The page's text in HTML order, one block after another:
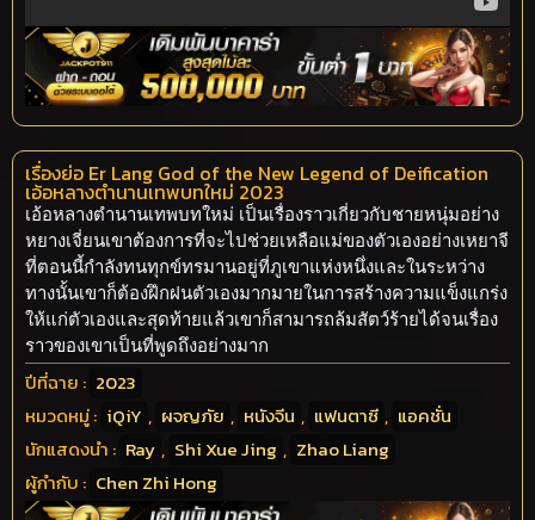
เรื่องย่อ Er Lang God of the New Legend of Deification
เอ้อหลางตำนานเทพบทใหม่ 2023
เอ้อหลางตำนานเทพบทใหม่ เป็นเรื่องราวเกี่ยวกับชายหนุ่มอย่าง
หยางเจี่ยนเขาต้องการที่จะไปช่วยเหลือแม่ของตัวเองอย่างเหยาจี
ที่ตอนนี้กำลังทนทุกข์ทรมานอยู่ที่ภูเขาแห่งหนึ่งและในระหว่าง
ทางนั้นเขาก็ต้องฝึกฝนตัวเองมากมายในการสร้างความแข็งแกร่ง
ให้แก่ตัวเองและสุดท้ายแล้วเขาก็สามารถล้มสัตว์ร้ายได้จนเรื่อง
ราวของเขาเป็นที่พูดถึงอย่างมาก
ปีที่ฉาย : 2023
หมวดหมู่ : iQiY , ผจญภัย , หนังจีน , แฟนตาซี , แอคชั่น
นักแสดงนำ : Ray , Shi Xue Jing , Zhao Liang
ผู้กำกับ : Chen Zhi Hong